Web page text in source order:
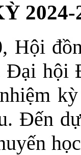
2024-
Đại hội
Đến